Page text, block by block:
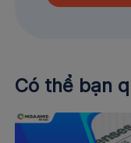
Có thể bạn